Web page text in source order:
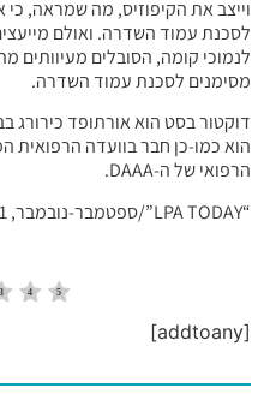
וייצב את הקיפוזיס, מה שמראה, כי
לסכנת עמוד השדרה. ואולם
לנמוכי קומה, הסובלים מעיוותים
מסימנים לסכנת עמוד השדרה.
דוקטור בסט הוא אורתופד כירורג
הרפואי של ה-DAAA.
“LPA TODAY”/ספטמבר-נובמבר, 1991
[addtoany]